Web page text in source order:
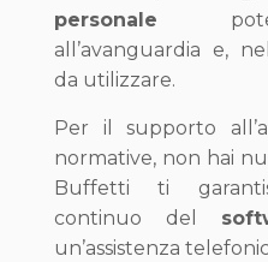
personale
all’avanguardia e,
da utilizzare.
Per il supporto
normative, non hai
Buffetti ti
continuo del
un’assistenza